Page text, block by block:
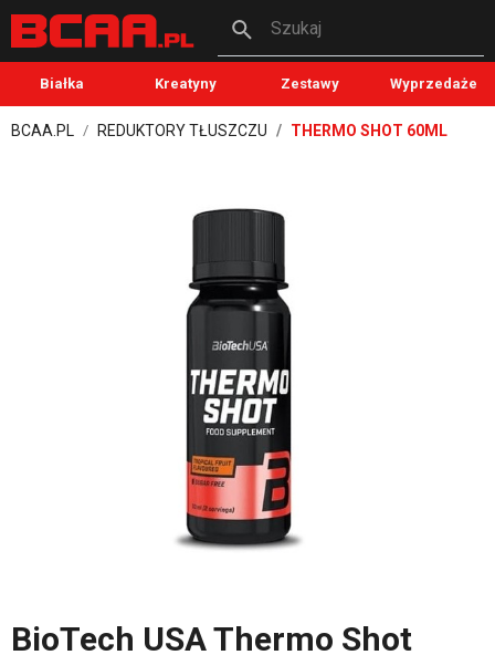
Szukaj
Białka Kreatyny Zestawy Wyprzedaże
BCAA.PL REDUKTORY TŁUSZCZU THERMO SHOT 60ML
BioTech USA Thermo Shot